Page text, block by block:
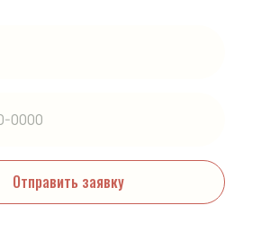
Отправить заявку